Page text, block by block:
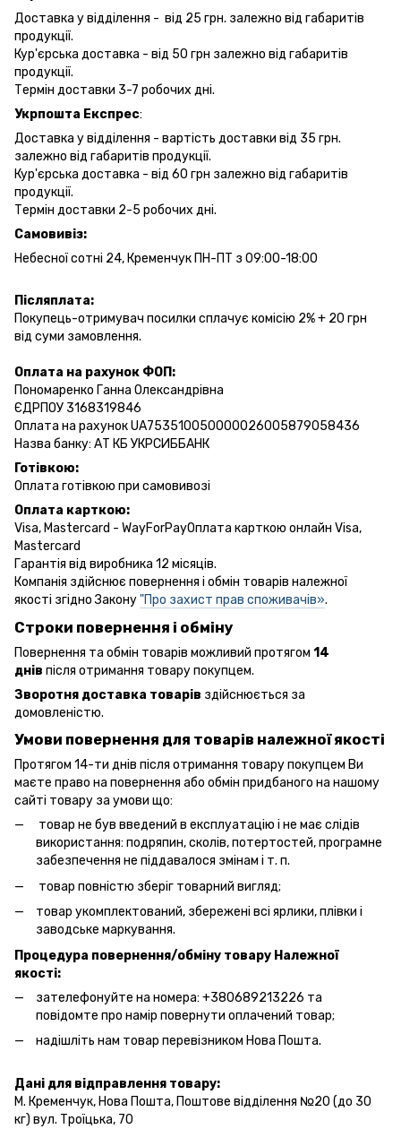
Доставка у відділення - від 25 грн. залежно від габаритів
продукції.
Кур'єрська доставка - від 50 грн залежно від габаритів
продукції.
Термін доставки 3-7 робочих дні.
Укрпошта Експрес:
Доставка у відділення - вартість доставки від 35 грн.
залежно від габаритів продукції.
Кур'єрська доставка - від 60 грн залежно від габаритів
продукції.
Термін доставки 2-5 робочих дні.
Самовивіз:
Небесної сотні 24, Кременчук ПН-ПТ з 09:00-18:00
Післяплата:
Покупець-отримувач посилки сплачує комісію 2% + 20 грн
від суми замовлення.
Оплата на рахунок ФОП:
Пономаренко Ганна Олександрівна
ЄДРПОУ 3168319846
Оплата на рахунок UA753510050000026005879058436
Назва банку: АТ КБ УКРСИББАНК
Готівкою:
Оплата готівкою при самовивозі
Оплата карткою:
Visa, Mastercard - WayForPayОплата карткою онлайн Visa,
Mastercard
Гарантія від виробника 12 місяців.
Компанія здійснює повернення і обмін товарів належної
якості згідно Закону"Про захист прав споживачів».
Строки повернення і обміну
Повернення та обмін товарів можливий протягом 14
днів після отримання товару покупцем.
Зворотня доставка товарів здійснюється за
домовленістю.
Умови повернення для товарів належної якості
Протягом 14-ти днів після отримання товару покупцем Ви
маєте право на повернення або обмін придбаного на нашому
сайті товару за умови що:
товар не був введений в експлуатацію і не має слідів
використання: подряпин, сколів, потертостей, програмне
забезпечення не піддавалося змінам і т. п.
товар повністю зберіг товарний вигляд;
товар укомплектований, збережені всі ярлики, плівки і
заводське маркування.
Процедура повернення/обміну товару Належної
якості:
зателефонуйте на номера: +380689213226 та
повідомте про намір повернути оплачений товар;
надішліть нам товар перевізником Нова Пошта.
Дані для відправлення товару:
М. Кременчук, Нова Пошта, Поштове відділення №20 (до 30
кг) вул. Троїцька, 70